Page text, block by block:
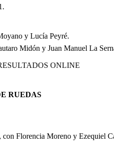
y Lucía Peyré.
Midón y Juan Manuel La
ONLINE
RUEDAS
Florencia Moreno y Ezequiel